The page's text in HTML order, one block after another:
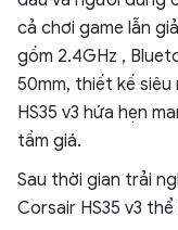
cả chơi game lẫn
gồm 2.4GHz ,
50mm, thiết kế
HS35 v3 hứa hẹn
tầm giá.
Sau thời gian trải
Corsair HS35 v3 thể